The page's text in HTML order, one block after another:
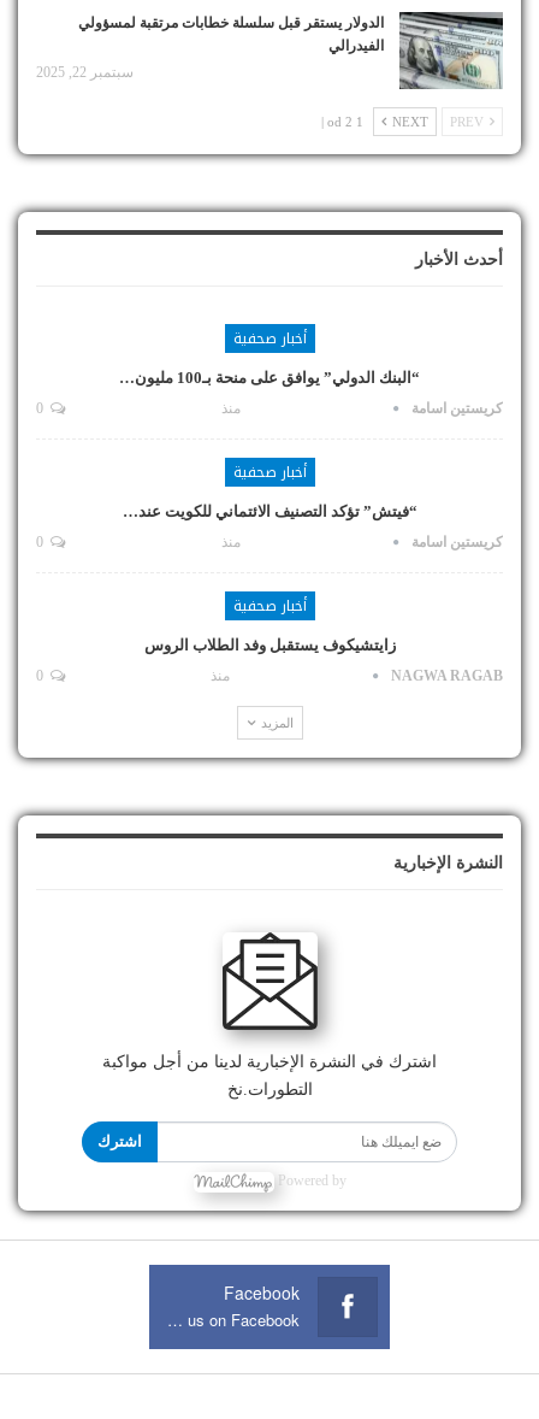
الدولار يستقر قبل سلسلة خطابات مرتقبة لمسؤولي
الفيدرالي
سبتمبر 22, 2025
NEXT
1 od 2 |
أحدث الأخبار
أخبار صحفية
“البنك الدولي” يوافق على منحة بـ100 مليون…
كريستين اسامة منذ
أخبار صحفية
“فيتش” تؤكد التصنيف الائتماني للكويت عند…
كريستين اسامة منذ
أخبار صحفية
زايتشيكوف يستقبل وفد الطلاب الروس
NAGWA RAGAB منذ
المزيد
النشرة الإخبارية
اشترك في النشرة الإخبارية لدينا من أجل مواكبة
التطورات.نخ
اشترك
Powered by
Facebook
Join us on Facebook